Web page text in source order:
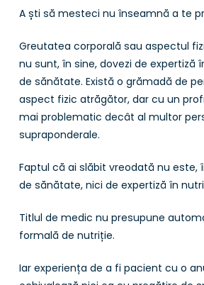
A ști să mesteci nu înseamnă a te
Greutatea corporală sau aspectul
nu sunt, în sine, dovezi de expertiză
de sănătate. Există o grămadă de
aspect fizic atrăgător, dar cu un
mai problematic decât al multor
supraponderale.
Faptul că ai slăbit vreodată nu este,
de sănătate, nici de expertiză în
Titlul de medic nu presupune
formală de nutriție.
Iar experiența de a fi pacient cu o